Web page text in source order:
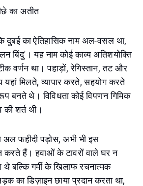
का अतीत
दुबई का ऐतिहासिक नाम अल-वसल था,
बिंदु'। यह नाम कोई काव्य अतिशयोक्ति
वर्णन था। पहाड़ों, रेगिस्तान, तट और
मिलते, व्यापार करते, सहयोग करते
थे। विविधता कोई विपणन गिमिक
की शर्त थी।
अल फहीदी पड़ोस, अभी भी इस
करते हैं। हवाओं के टावरों वाले घर न
थे बल्कि गर्मी के खिलाफ रचनात्मक
का डिज़ाइन छाया प्रदान करता था,